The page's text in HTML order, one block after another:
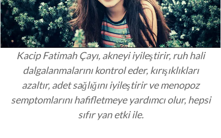
Kacip FatimahÇayı, akneyi iyileştirir, ruh hali
dalgalanmalarını kontrol eder, kırışıklıkları
azaltır, adet sağlığını iyileştirir ve menopoz
semptomlarını hafifletmeye yardımcı olur, hepsi
sıfır yan etki ile.